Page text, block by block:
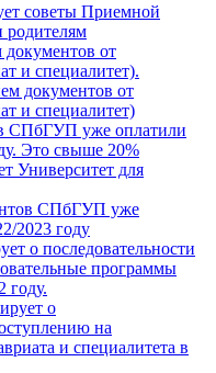
советы Приемной
документов от
и специалитет)
СПбГУП уже
2023 году
о
на
и специалитета в